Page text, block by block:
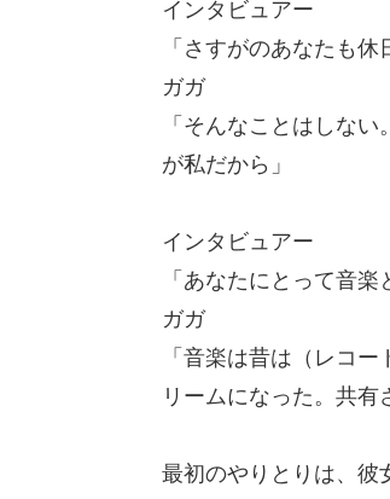
インタビュアー
「さすがのあなたも
ガガ
「そんなことはしな
が私だから」
インタビュアー
「あなたにとって音楽
ガガ
「音楽は昔は（レコ
リームになった。共有
最初のやりとりは、彼